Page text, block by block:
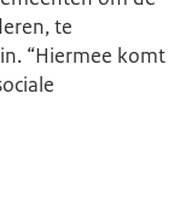
te
“Hiermee komt